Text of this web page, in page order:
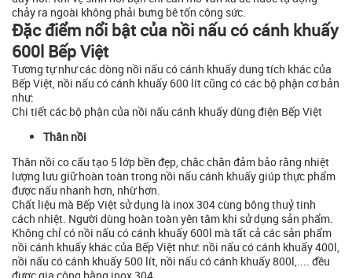
chảy ra ngoài không phải bưng bê tốn công sức.
Đặc điểm nổi bật của nồi nấu có cánh khuấy
600l Bếp Việt
Tương tự như các dòng nồi nấu có cánh khuấy dung tích khác của
Bếp Việt, nồi nấu có cánh khuấy 600 lít cũng có các bộ phận cơ bản
như:
Chi tiết các bộ phận của nồi nấu cánh khuấy dùng điện Bếp Việt
Thân nồi
Thân nồi co cấu tạo 5 lớp bền đẹp, chắc chắn đảm bảo rằng nhiệt
lượng lưu giữ hoàn toàn trong nồi nấu cánh khuấy giúp thực phẩm
được nấu nhanh hơn, nhừ hơn.
Chất liệu mà Bếp Việt sử dụng là inox 304 cùng bông thuỷ tinh
cách nhiệt. Người dùng hoàn toàn yên tâm khi sử dụng sản phẩm.
Không chỉ có nồi nấu có cánh khuấy 600l mà tất cả các sản phẩm
nồi cánh khuấy khác của Bếp Việt như: nồi nấu có cánh khuấy 400l,
nồi nấu có cánh khuấy 500 lít, nồi nấu có cánh khuấy 800l,.... đều